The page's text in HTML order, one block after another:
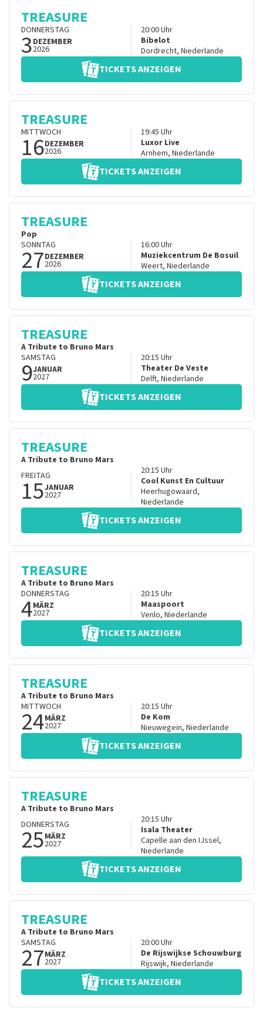
TREASURE
DONNERSTAG
3DEZEMBER
2026
20:00Uhr
Bibelot
Dordrecht, Niederlande
TICKETS ANZEIGEN
TREASURE
MITTWOCH
16DEZEMBER
2026
19:45 Uhr
Luxor Live
Arnhem, Niederlande
TICKETS ANZEIGEN
TREASURE
Pop
SONNTAG
27DEZEMBER
2026
16:00Uhr
Muziekcentrum De Bosuil
Weert, Niederlande
TICKETS ANZEIGEN
TREASURE
A Tribute to Bruno Mars
SAMSTAG
9JANUAR
2027
20:15 Uhr
Theater De Veste
Delft, Niederlande
TICKETS ANZEIGEN
TREASURE
A Tribute to Bruno Mars
FREITAG
15JANUAR
2027
20:15 Uhr
Cool Kunst En Cultuur
Heerhugowaard,
Niederlande
TICKETS ANZEIGEN
TREASURE
A Tribute to Bruno Mars
DONNERSTAG
4MÄRZ
2027
20:15 Uhr
Maaspoort
Venlo, Niederlande
TICKETS ANZEIGEN
TREASURE
A Tribute to Bruno Mars
MITTWOCH
24MÄRZ
2027
20:15 Uhr
De Kom
Nieuwegein, Niederlande
TICKETS ANZEIGEN
TREASURE
A Tribute to Bruno Mars
DONNERSTAG
25MÄRZ
2027
20:15 Uhr
Isala Theater
Capelle aan den IJssel,
Niederlande
TICKETS ANZEIGEN
TREASURE
A Tribute to Bruno Mars
SAMSTAG
27MÄRZ
2027
20:00Uhr
De Rijswijkse Schouwburg
Rijswijk, Niederlande
TICKETS ANZEIGEN